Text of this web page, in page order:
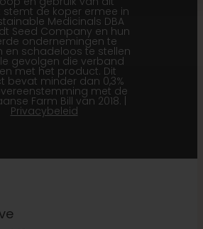
de koper ermee in
Medicinals DBA
Seed Company en hun
ondernemingen te
en schadeloos te stellen
gevolgen die verband
met het product. Dit
bevat minder dan 0,3%
met de
Farm Bill van 2018. |
Privacybeleid